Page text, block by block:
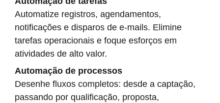
Automatize registros, agendamentos,
notificações e disparos de e-mails. Elimine
tarefas operacionais e foque esforços em
atividades de alto valor.
Automação de processos
Desenhe fluxos completos: desde a captação,
passando por qualificação, proposta,